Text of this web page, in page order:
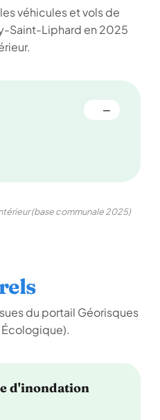
véhicules et vols de
Saint-Liphard en 2025
—
(base communale 2025)
du portail Géorisques
Écologique).
d'inondation